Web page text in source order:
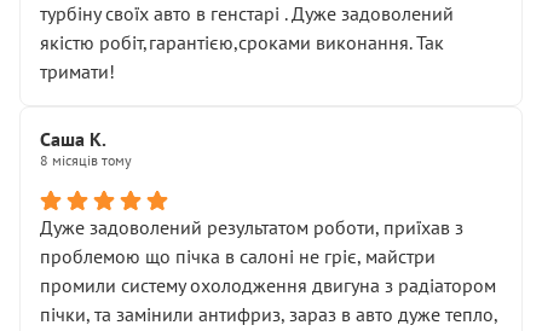
турбіну своїх авто в генстарі . Дуже задоволений
якістю робіт,гарантією,сроками виконання. Так
тримати!
Саша К.
8 місяців тому
Дуже задоволений результатом роботи, приїхав з
проблемою що пічка в салоні не гріє, майстри
промили систему охолодження двигуна з радіатором
пічки, та замінили антифриз, зараз в авто дуже тепло,